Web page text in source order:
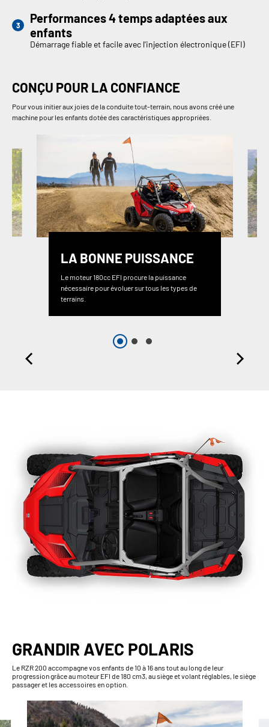
Performances 4 temps adaptées aux
enfants
Démarrage fiable et facile avec l'injection électronique (EFI)
CONÇU POUR LA CONFIANCE
Pour vous initier aux joies de la conduite tout-terrain, nous avons créé une
machine pour les enfants dotée des caractéristiques appropriées.
LA BONNE PUISSANCE
Le moteur 180cc EFI procure la puissance
nécessaire pour évoluer sur tous les types de
terrains.
GRANDIR AVEC POLARIS
Le RZR 200 accompagne vos enfants de 10 à 16 ans tout au long de leur
progression grâce au moteur EFI de 180 cm3, au siège et volant réglables, le siège
passager et les accessoires en option.